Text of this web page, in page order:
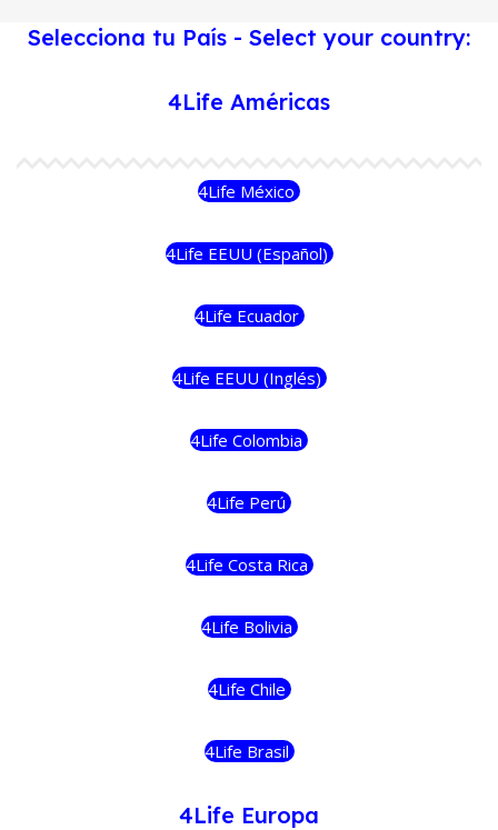
Selecciona tu País - Select your country:
4Life Américas
4Life México
4Life EEUU (Español)
4Life Ecuador
4Life EEUU (Inglés)
4Life Colombia
4Life Perú
4Life Costa Rica
4Life Bolivia
4Life Chile
4Life Brasil
4Life Europa